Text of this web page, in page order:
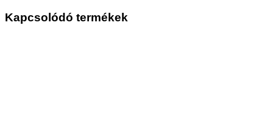
Kapcsolódó termékek